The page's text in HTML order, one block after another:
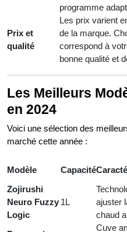
programme
Prix et
qualité
Les prix varient
de la marque.
correspond à
bonne qualité et
Les Meilleurs
en 2024
Voici une sélection des
marché cette année :
Modèle Capacité
Zojirushi
Neuro Fuzzy
Logic
1L
ajuster
chaud
Cuve